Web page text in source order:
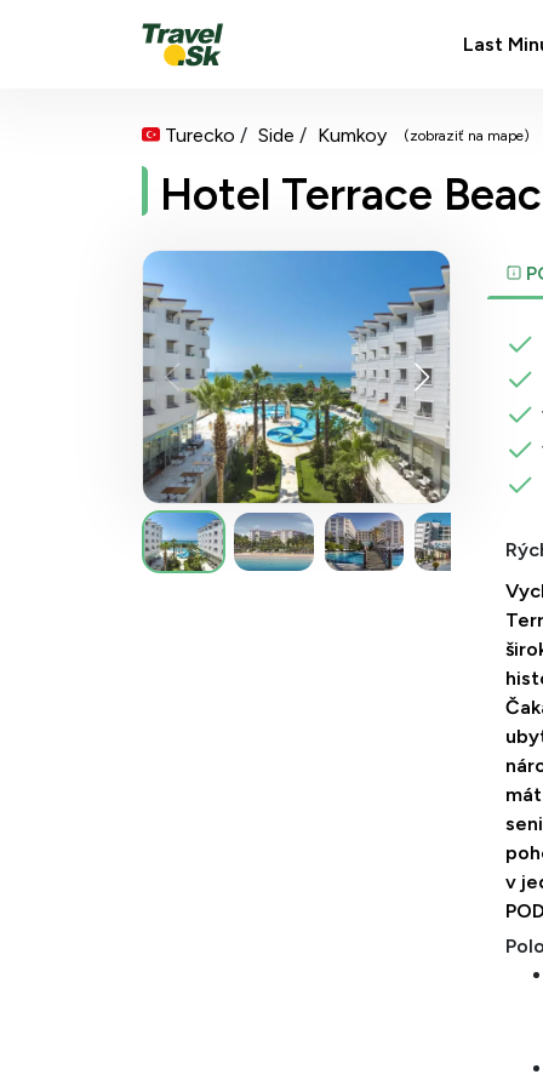
Last
Turecko Side Kumkoy (zobraziť na mape)
Hotel Terrace
v